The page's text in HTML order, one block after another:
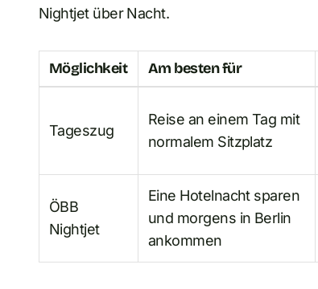
Nightjet über Nacht.
Möglichkeit Am besten für
Tageszug
Reise an einem Tag mit
normalem Sitzplatz
ÖBB
Nightjet
Eine Hotelnacht sparen
und morgens in Berlin
ankommen